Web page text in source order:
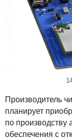
Производитель
планирует
по производству
обеспечения с